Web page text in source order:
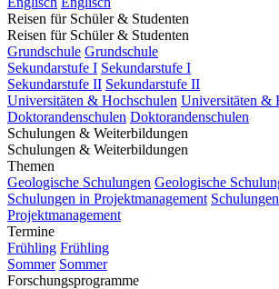
Reisen für Schüler & Studenten
Reisen für Schüler & Studenten
Grundschule Grundschule
Sekundarstufe I Sekundarstufe I
Sekundarstufe II Sekundarstufe II
Universitäten & Hochschulen Universitäten &
Doktorandenschulen Doktorandenschulen
Schulungen & Weiterbildungen
Schulungen & Weiterbildungen
Themen
Geologische Schulungen Geologische
Schulungen in Projektmanagement
Projektmanagement
Termine
Frühling Frühling
Sommer Sommer
Forschungsprogramme